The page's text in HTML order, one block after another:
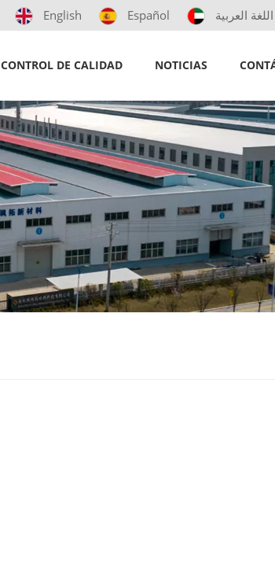
English Español اللغة العربية
CONTROL DE CALIDAD NOTICIAS